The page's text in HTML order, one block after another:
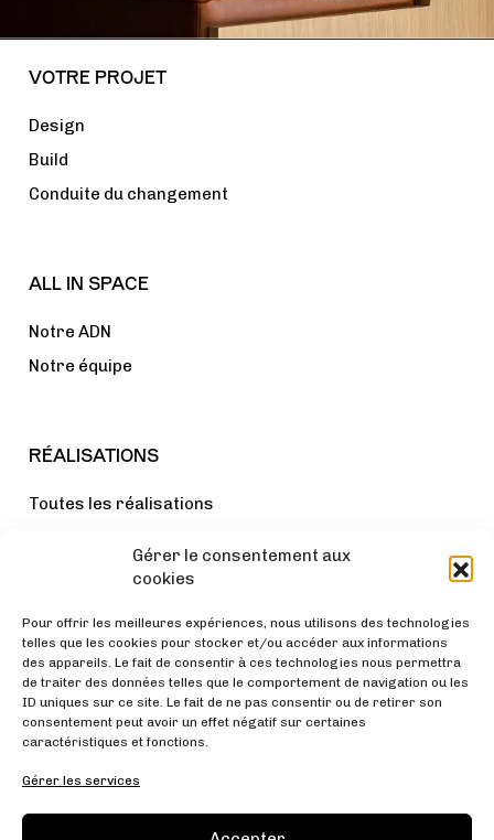
Gérer le consentement aux
cookies
Pour offrir les meilleures expériences, nous utilisons des technologies
telles que les cookies pour stocker et/ou accéder aux informations
des appareils. Le fait de consentir à ces technologies nous permettra
de traiter des données telles que le comportement de navigation ou les
ID uniques sur ce site. Le fait de ne pas consentir ou de retirer son
consentement peut avoir un effet négatif sur certaines
caractéristiques et fonctions.
Gérer les services
VOTRE PROJET
Design
Build
Conduite du changement
ALL IN SPACE
Notre ADN
Notre équipe
RÉALISATIONS
Toutes les réalisations
Autres
AUTRES
Nos engagements
Notre actu